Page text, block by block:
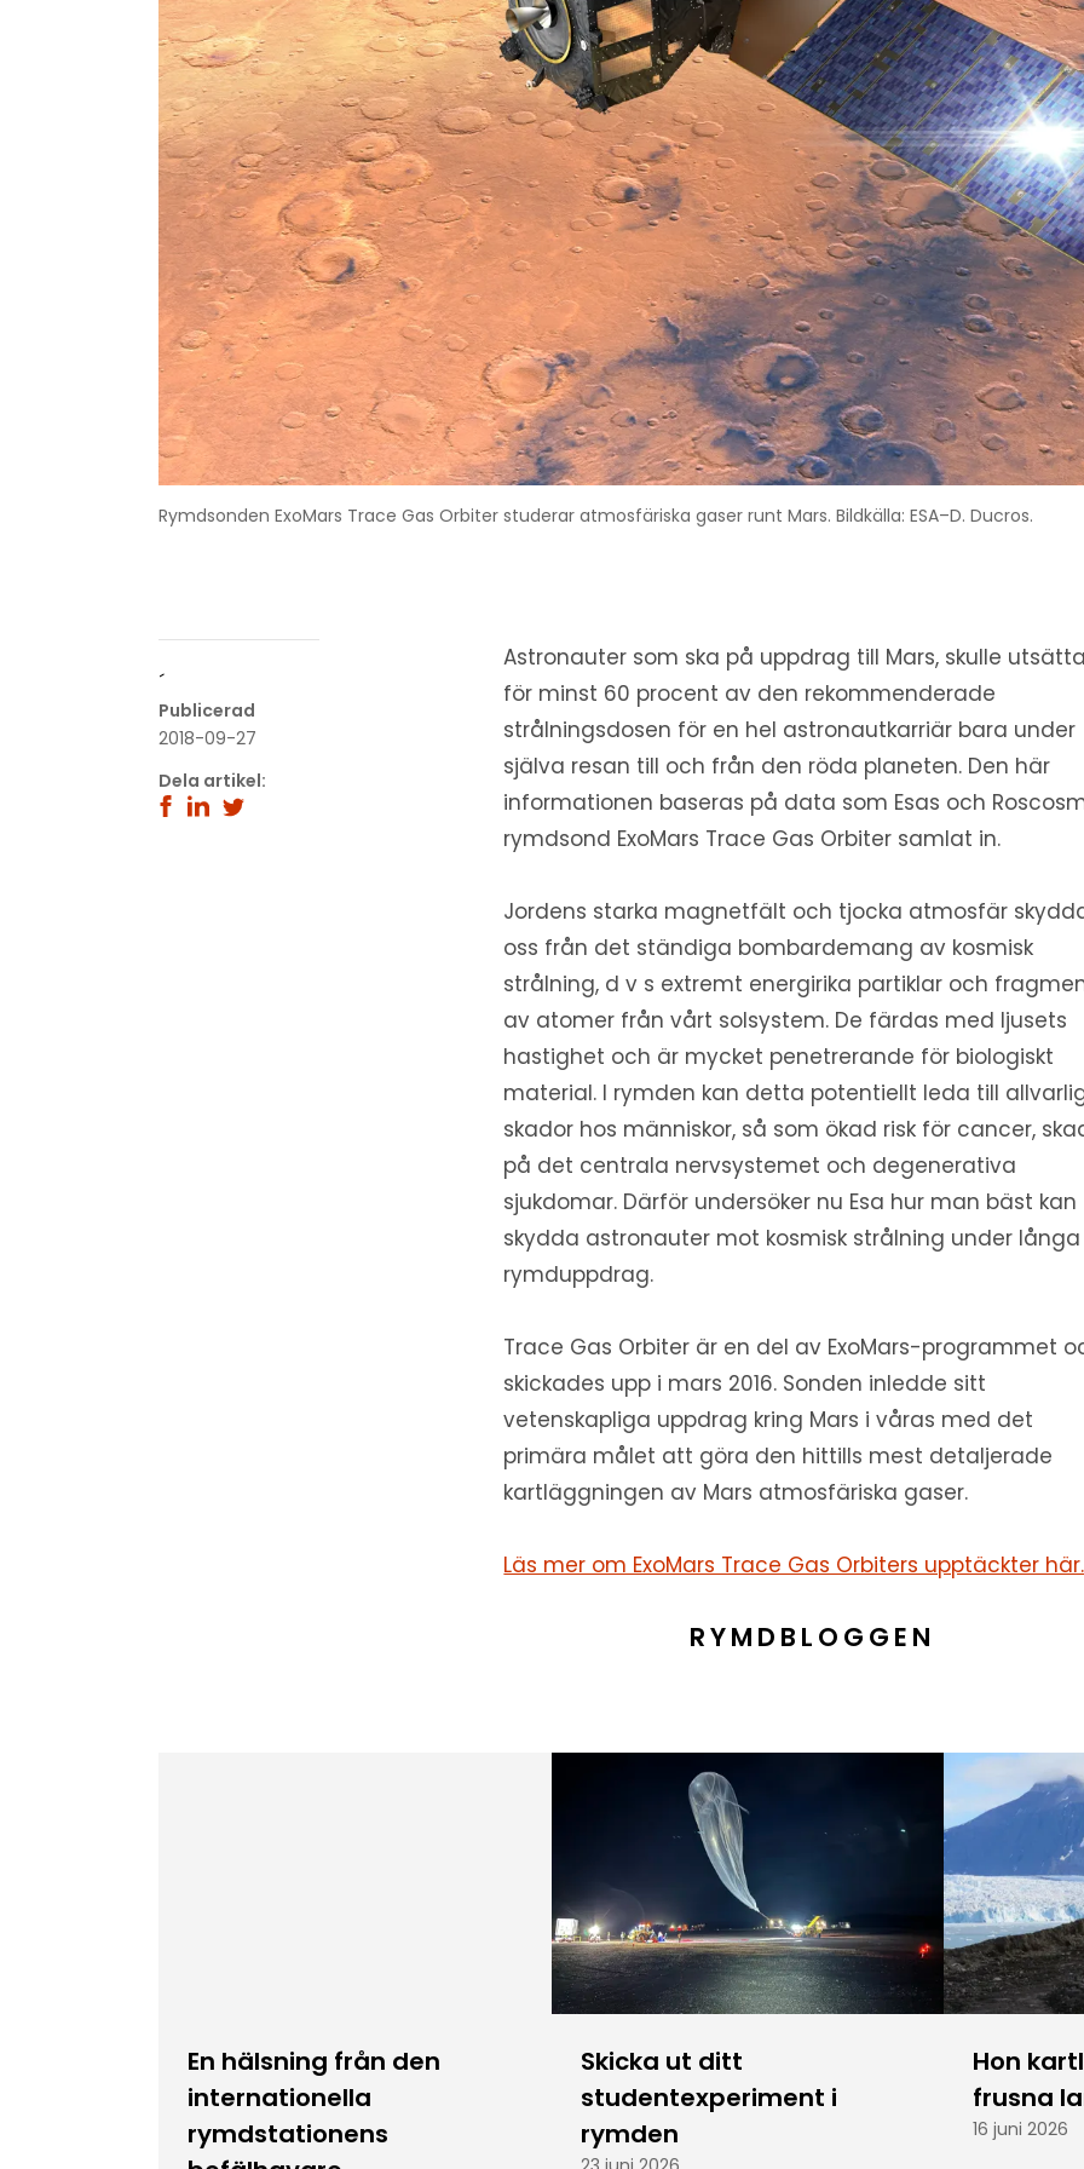
Rymdsonden ExoMars Trace Gas Orbiter studerar atmosfäriska gaser runt Mars. Bildkälla: ESA–D. Ducros.
´
Publicerad
2018-09-27
Dela artikel:
Astronauter som ska på uppdrag till Mars, skulle
för minst 60 procent av den rekommenderade
strålningsdosen för en hel astronautkarriär bara under
själva resan till och från den röda planeten. Den här
informationen baseras på data som Esas och
rymdsond ExoMars Trace Gas Orbiter samlat in.
Jordens starka magnetfält och tjocka atmosfär
oss från det ständiga bombardemang av kosmisk
strålning, d v s extremt energirika partiklar och
av atomer från vårt solsystem. De färdas med ljusets
hastighet och är mycket penetrerande för biologiskt
material. I rymden kan detta potentiellt leda till
skador hos människor, så som ökad risk för cancer,
på det centrala nervsystemet och degenerativa
sjukdomar. Därför undersöker nu Esa hur man bäst kan
skydda astronauter mot kosmisk strålning under långa
rymduppdrag.
Trace Gas Orbiter är en del av ExoMars-programmet
skickades upp i mars 2016. Sonden inledde sitt
vetenskapliga uppdrag kring Mars i våras med det
primära målet att göra den hittills mest detaljerade
kartläggningen av Mars atmosfäriska gaser.
Läs mer om ExoMars Trace Gas Orbiters upptäckter här.
RYMDBLOGGEN
En hälsning från den
internationella
rymdstationens
Skicka ut ditt
studentexperiment i
rymden
Hon
frusna
16 juni 2026